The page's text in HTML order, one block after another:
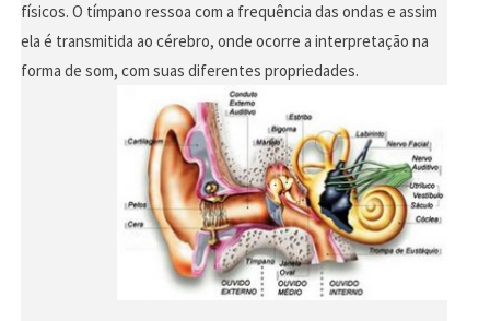
físicos. O tímpano ressoa com a frequência das ondas e assim
ela é transmitida ao cérebro, onde ocorre a interpretação na
forma de som, com suas diferentes propriedades.